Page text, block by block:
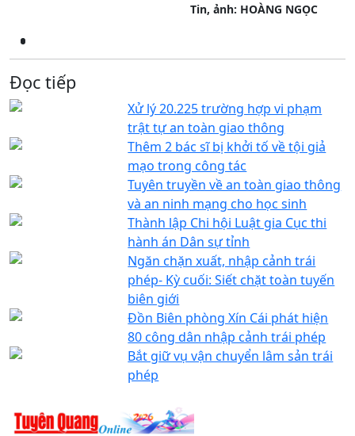
Tin, ảnh: HOÀNG NGỌC
Đọc tiếp
Xử lý 20.225 trường hợp vi phạm
trật tự an toàn giao thông
Thêm 2 bác sĩ bị khởi tố về tội giả
mạo trong công tác
Tuyên truyền về an toàn giao thông
và an ninh mạng cho học sinh
Thành lập Chi hội Luật gia Cục thi
hành án Dân sự tỉnh
Ngăn chặn xuất, nhập cảnh trái
phép- Kỳ cuối: Siết chặt toàn tuyến
biên giới
Đồn Biên phòng Xín Cái phát hiện
80 công dân nhập cảnh trái phép
Bắt giữ vụ vận chuyển lâm sản trái
phép